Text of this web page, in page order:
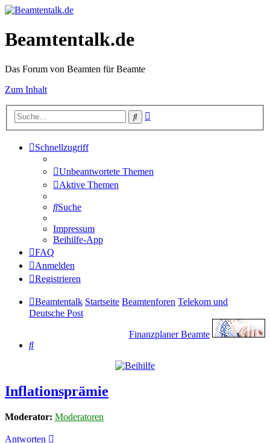
Beamtentalk.de
Das Forum von Beamten für Beamte
Zum Inhalt
Suche
Schnellzugriff
Unbeantwortete Themen
Aktive Themen
Suche
Impressum
Beihilfe-App
FAQ
Anmelden
Registrieren
Beamtentalk Startseite Beamtenforen Telekom und
Deutsche Post
Finanzplaner Beamte
Suche
Inflationsprämie
Moderator: Moderatoren
Antworten